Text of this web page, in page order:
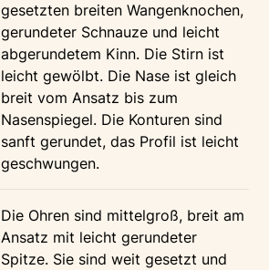
gesetzten breiten Wangenknochen,
gerundeter Schnauze und leicht
abgerundetem Kinn. Die Stirn ist
leicht gewölbt. Die Nase ist gleich
breit vom Ansatz bis zum
Nasenspiegel. Die Konturen sind
sanft gerundet, das Profil ist leicht
geschwungen.
Die Ohren sind mittelgroß, breit am
Ansatz mit leicht gerundeter
Spitze. Sie sind weit gesetzt und